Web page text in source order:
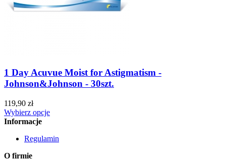
1 Day Acuvue Moist for Astigmatism -
Johnson&Johnson - 30szt.
119,90 zł
Wybierz opcje
Informacje
Regulamin
O firmie